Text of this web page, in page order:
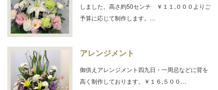
しました。高さ約50センチ ￥１１,０００よりご
予算に応じて制作します。…
アレンジメント
御供えアレンジメント四九日・一周忌などに背を
高く制作しております。￥１６,５００…